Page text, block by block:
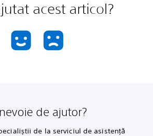
acest articol?
de ajutor?
de la serviciul de asistență